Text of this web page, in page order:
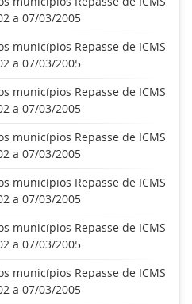
a 07/03/2005
municípios Repasse de ICMS
a 07/03/2005
municípios Repasse de ICMS
a 07/03/2005
municípios Repasse de ICMS
a 07/03/2005
municípios Repasse de ICMS
a 07/03/2005
municípios Repasse de ICMS
a 07/03/2005
municípios Repasse de ICMS
a 07/03/2005